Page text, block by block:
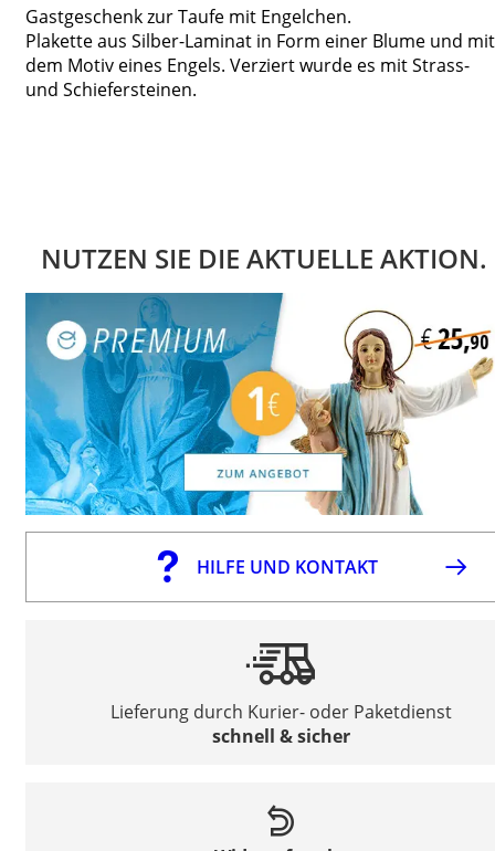
Gastgeschenk zur Taufe mit Engelchen.
Plakette aus Silber-Laminat in Form einer Blume und mit
dem Motiv eines Engels. Verziert wurde es mit Strass-
und Schiefersteinen.
NUTZEN SIE DIE AKTUELLE AKTION.
HILFE UND KONTAKT
Lieferung durch Kurier- oder Paketdienst
schnell & sicher